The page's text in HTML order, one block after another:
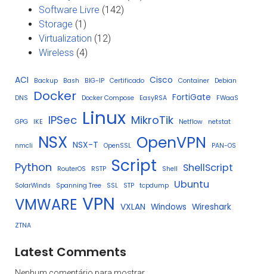
Software Livre (142)
Storage (1)
Virtualization (12)
Wireless (4)
ACI Backup Bash BIG-IP Certificado Cisco Container
Debian
DNS
Docker Docker Compose EasyRSA FortiGate FWaaS
GPG IKE IPSec Linux MikroTik Netflow netstat
nmcli NSX NSX-T OpenSSL OpenVPN PAN-OS
Python RouterOS RSTP Script Shell ShellScript
SolarWinds Spanning Tree SSL STP tcpdump Ubuntu
VMWARE VPN VXLAN Windows Wireshark
ZTNA
Latest Comments